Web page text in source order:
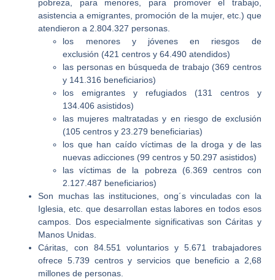
pobreza, para menores, para promover el trabajo,
asistencia a emigrantes, promoción de la mujer, etc.) que
atendieron a 2.804.327 personas.
los menores y jóvenes en riesgos de
exclusión (421 centros y 64.490 atendidos)
las personas en búsqueda de trabajo (369 centros
y 141.316 beneficiarios)
los emigrantes y refugiados (131 centros y
134.406 asistidos)
las mujeres maltratadas y en riesgo de exclusión
(105 centros y 23.279 beneficiarias)
los que han caído víctimas de la droga y de las
nuevas adicciones (99 centros y 50.297 asistidos)
las víctimas de la pobreza (6.369 centros con
2.127.487 beneficiarios)
Son muchas las instituciones, ong´s vinculadas con la
Iglesia, etc. que desarrollan estas labores en todos esos
campos. Dos especialmente significativas son Cáritas y
Manos Unidas.
Cáritas, con 84.551 voluntarios y 5.671 trabajadores
ofrece 5.739 centros y servicios que beneficio a 2,68
millones de personas.